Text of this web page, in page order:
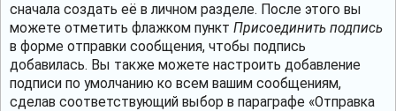
сначала создать её в личном разделе. После этого вы
можете отметить флажком пункт Присоединить подпись
в форме отправки сообщения, чтобы подпись
добавилась. Вы также можете настроить добавление
подписи по умолчанию ко всем вашим сообщениям,
сделав соответствующий выбор в параграфе «Отправка